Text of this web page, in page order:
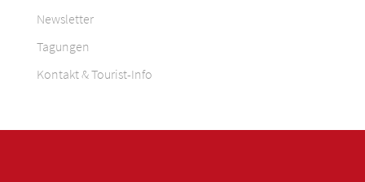
Newsletter
Tagungen
Kontakt & Tourist-Info